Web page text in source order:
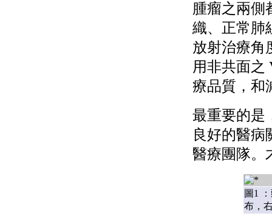
腫瘤之兩側
織、正常肺
放射治療角
用非共面之
療品質，和
最重要的是
良好的醫病
醫療團隊。
圖1
布，